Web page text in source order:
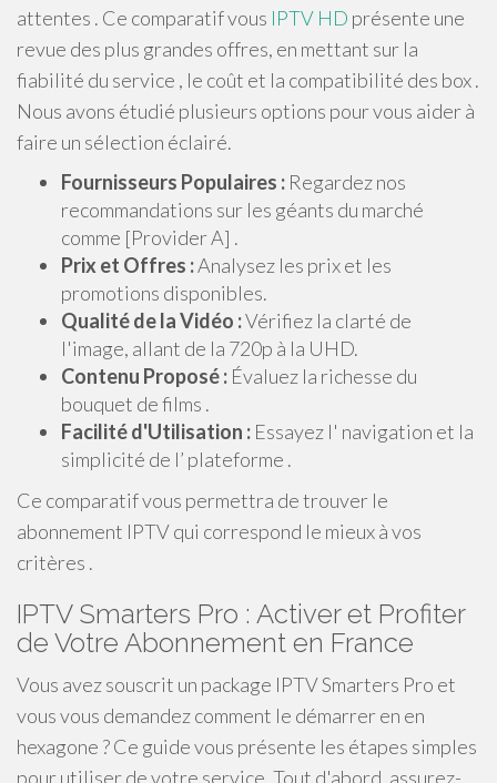
attentes . Ce comparatif vous IPTV HD présente une
revue des plus grandes offres, en mettant sur la
fiabilité du service , le coût et la compatibilité des box .
Nous avons étudié plusieurs options pour vous aider à
faire un sélection éclairé.
Fournisseurs Populaires : Regardez nos
recommandations sur les géants du marché
comme [Provider A] .
Prix et Offres :Analysez les prix et les
promotions disponibles.
Qualité de la Vidéo :Vérifiez la clarté de
l'image, allant de la 720p à la UHD.
Contenu Proposé : Évaluez la richesse du
bouquet de films .
Facilité d'Utilisation : Essayez l' navigation et la
simplicité de l’ plateforme .
Ce comparatif vous permettra de trouver le
abonnement IPTV qui correspond le mieux à vos
critères .
IPTV Smarters Pro : Activer et Profiter
de Votre Abonnement en France
Vous avez souscrit un package IPTV Smarters Pro et
vous vous demandez comment le démarrer en en
hexagone ? Ce guide vous présente les étapes simples
pour utiliser de votre service. Tout d'abord, assurez-